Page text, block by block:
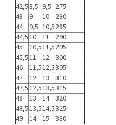
42,58,5 9,5 275
43
9 10
280
44 9,5 10,5285
44,510 11
290
45
10,511,5295
45,511 12 300
46 11,512,5305
47 12 13
310
47,512,513,5315
48
13 14 320
48,513,514,5325
49 14 15 330